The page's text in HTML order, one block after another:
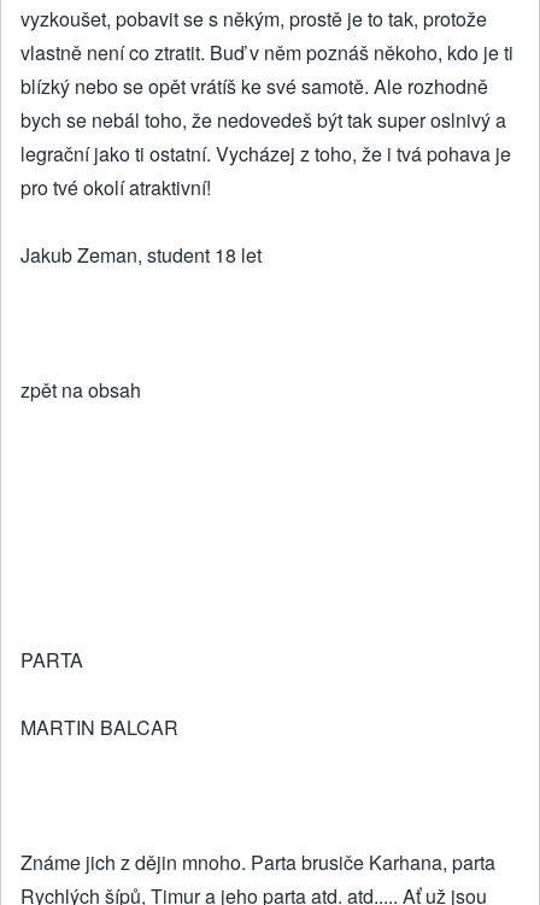
vyzkoušet, pobavit se s někým, prostě je to tak, protože
vlastně není co ztratit. Buď v něm poznáš někoho, kdo je ti
blízký nebo se opět vrátíš ke své samotě. Ale rozhodně
bych se nebál toho, že nedovedeš být tak super oslnivý a
legrační jako ti ostatní. Vycházej z toho, že i tvá pohava je
pro tvé okolí atraktivní!
Jakub Zeman, student 18 let
zpět na obsah
PARTA
MARTIN BALCAR
Známe jich z dějin mnoho. Parta brusiče Karhana, parta
Rychlých šípů, Timur a jeho parta atd. atd..... Ať už jsou